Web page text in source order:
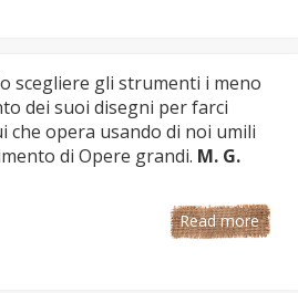
scegliere gli strumenti i meno
dei suoi disegni per farci
che opera usando di noi umili
di Opere grandi. M. G.
Read more